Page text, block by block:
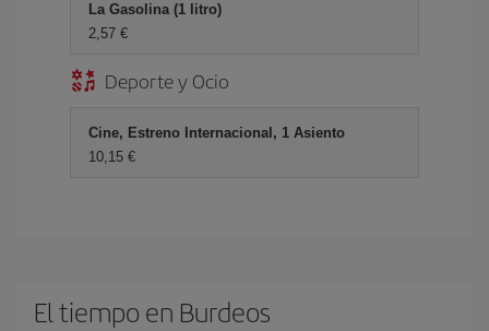
La Gasolina (1 litro)
2,57 €
Deporte y Ocio
Cine, Estreno Internacional, 1 Asiento
10,15 €
El tiempo en Burdeos